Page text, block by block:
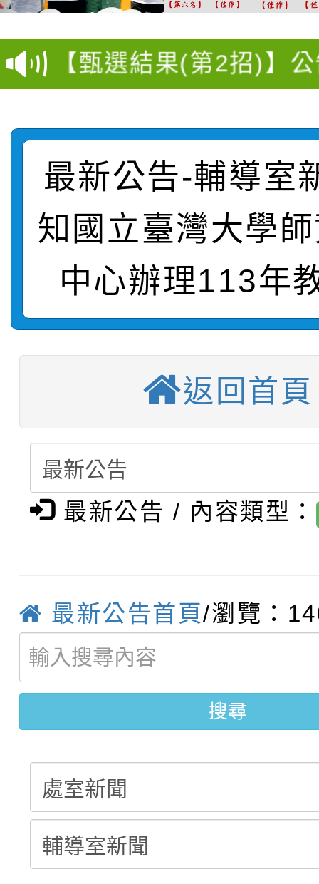
結果
【甄選結果(第10招)】
學年度第1學期第7次
結果(第10招)
【甄選結果(第2招)】
學年度第1學期第9次代
結果(第2招)
轉知：本市公務人員協
9月16日本府B2大禮堂
1次會員大會暨第7屆會
函轉運動部全民運動署
推動社區運動俱樂部營
計畫」1 份，請踴躍報
權責核予出席人員公(
桃園區第七屆教育盃羽
【甄選結果(第9招)】
學年度第1學期第7次代
結果(第9招)
【甄選結果(第1招)】
學年度第1學期第9次
結果(第1招)
【甄選結果(第3招)】
學年度第1學期第8次代
結果(第3招)
115學年度新生訓練注
115學年度新生補報到
【甄選結果(第10招)】
學年度第1學期第7次代
結果(第10招)
【甄選結果(第2招)】
學年度第1學期第9次代
結果(第2招)
轉知：本市公務人員協
9月16日本府B2大禮堂
函轉運動部全民運動署
計畫」1 份，請踴躍報
權責核予出席人員公(
【甄選結果(第9招)】
學年度第1學期第7次代
結果(第9招)
【甄選結果(第1招)】
學年度第1學期第9次代
【甄選結果(第3招)】
學年度第1學期第8次
結果(第3招)
最新公告-輔導室
知國立臺灣大學
中心辦理113年
返回首頁
最新公告 / 內容類型：
最新公告首頁/瀏覽：
搜尋